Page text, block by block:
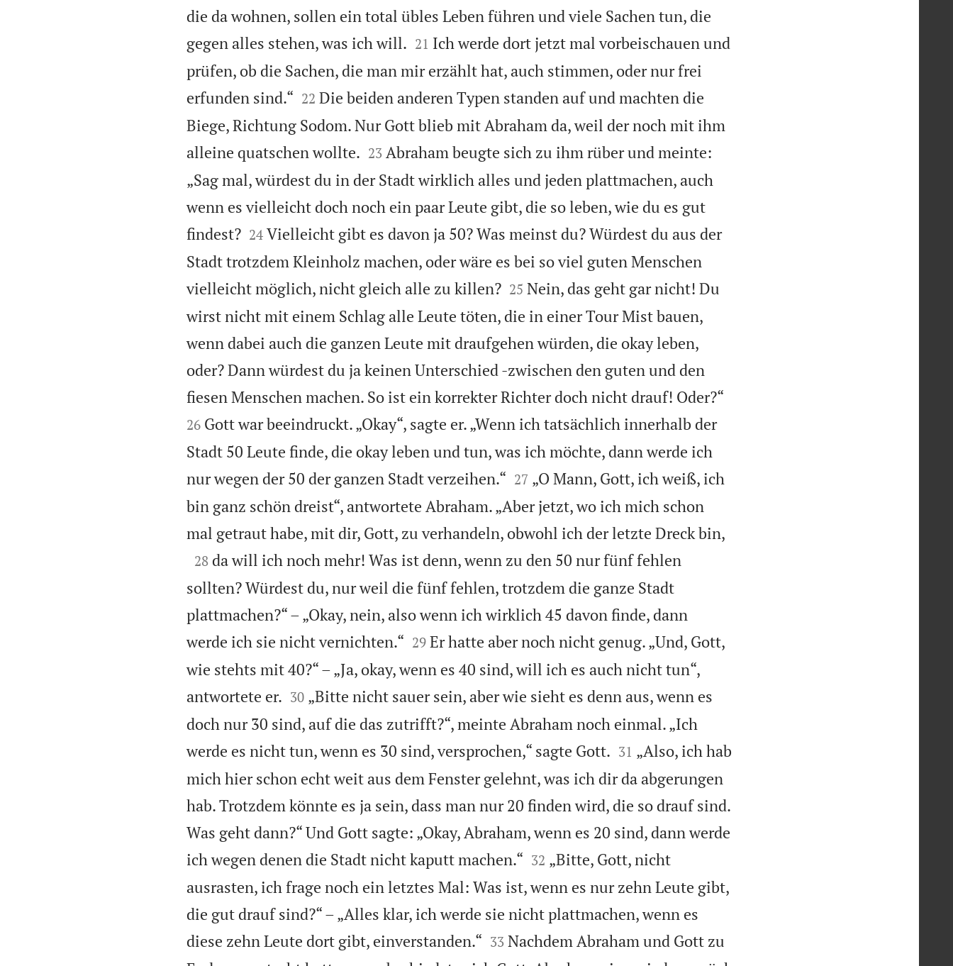
die da wohnen, sollen ein total übles Leben führen und viele Sachen tun, die
gegen alles stehen, was ich will.
21 Ich werde dort jetzt mal vorbeischauen und
prüfen, ob die Sachen, die man mir erzählt hat, auch stimmen, oder nur frei
erfunden sind.“
22 Die beiden anderen Typen standen auf und machten die
Biege, Richtung Sodom. Nur Gott blieb mit Abraham da, weil der noch mit ihm
alleine quatschen wollte.
23 Abraham beugte sich zu ihm rüber und meinte:
„Sag mal, würdest du in der Stadt wirklich alles und jeden plattmachen, auch
wenn es vielleicht doch noch ein paar Leute gibt, die so leben, wie du es gut
findest?
24 Vielleicht gibt es davon ja 50? Was meinst du? Würdest du aus der
Stadt trotzdem Kleinholz machen, oder wäre es bei so viel guten Menschen
vielleicht möglich, nicht gleich alle zu killen?
25 Nein, das geht gar nicht! Du
wirst nicht mit einem Schlag alle Leute töten, die in einer Tour Mist bauen,
wenn dabei auch die ganzen Leute mit draufgehen würden, die okay leben,
oder? Dann würdest du ja keinen Unterschied -zwischen den guten und den
fiesen Menschen machen. So ist ein korrekter Richter doch nicht drauf! Oder?“
26 Gott war beeindruckt. „Okay“, sagte er. „Wenn ich tatsächlich innerhalb der
Stadt 50 Leute finde, die okay leben und tun, was ich möchte, dann werde ich
nur wegen der 50 der ganzen Stadt verzeihen.“
27 „O Mann, Gott, ich weiß, ich
bin ganz schön dreist“, antwortete Abraham. „Aber jetzt, wo ich mich schon
mal getraut habe, mit dir, Gott, zu verhandeln, obwohl ich der letzte Dreck bin,

28 da will ich noch mehr! Was ist denn, wenn zu den 50 nur fünf fehlen
sollten? Würdest du, nur weil die fünf fehlen, trotzdem die ganze Stadt
plattmachen?“ – „Okay, nein, also wenn ich wirklich 45 davon finde, dann
werde ich sie nicht vernichten.“
29 Er hatte aber noch nicht genug. „Und, Gott,
wie stehts mit 40?“ – „Ja, okay, wenn es 40 sind, will ich es auch nicht tun“,
antwortete er.
30 „Bitte nicht sauer sein, aber wie sieht es denn aus, wenn es
doch nur 30 sind, auf die das zutrifft?“, meinte Abraham noch einmal. „Ich
werde es nicht tun, wenn es 30 sind, versprochen,“ sagte Gott.
31 „Also, ich hab
mich hier schon echt weit aus dem Fenster gelehnt, was ich dir da abgerungen
hab. Trotzdem könnte es ja sein, dass man nur 20 finden wird, die so drauf sind.
Was geht dann?“ Und Gott sagte: „Okay, Abraham, wenn es 20 sind, dann werde
ich wegen denen die Stadt nicht kaputt machen.“
32 „Bitte, Gott, nicht
ausrasten, ich frage noch ein letztes Mal: Was ist, wenn es nur zehn Leute gibt,
die gut drauf sind?“ – „Alles klar, ich werde sie nicht plattmachen, wenn es
diese zehn Leute dort gibt, einverstanden.“
33 Nachdem Abraham und Gott zu